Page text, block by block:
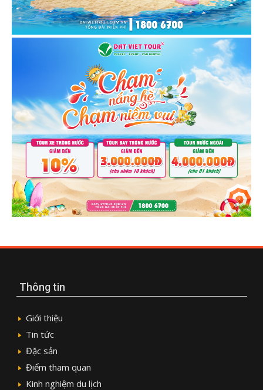
Thông tin
Giới thiệu
Tin tức
Đặc sản
Điểm tham quan
Kinh nghiệm du lịch